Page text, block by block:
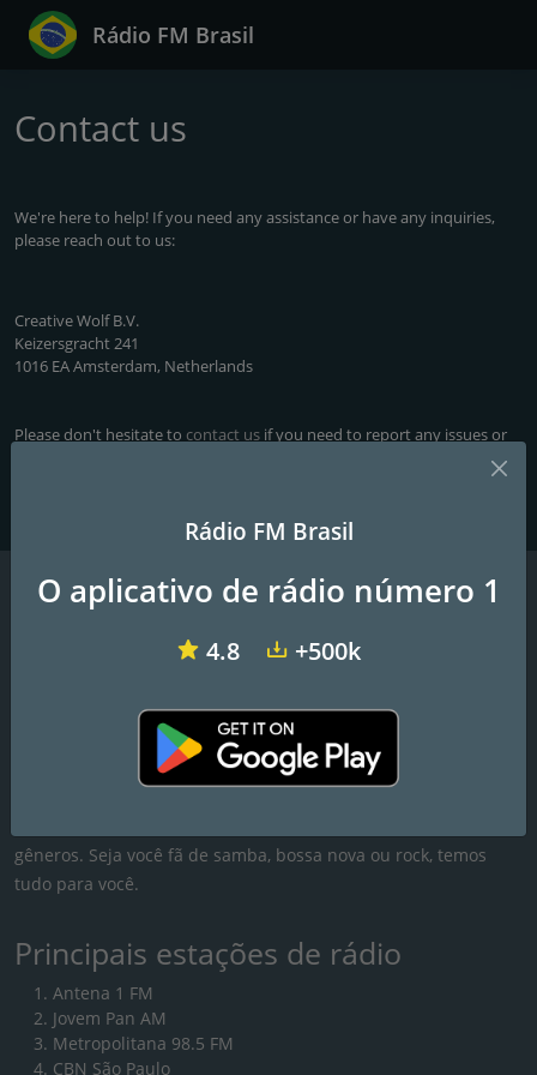
Rádio FM Brasil
Contact us
We're here to help! If you need any assistance or have any inquiries,
please reach out to us:
Creative Wolf B.V.
Keizersgracht 241
1016 EA Amsterdam, Netherlands
Please don't hesitate to contact us if you need to report any issues or
would like to request the addition of a radio station to our database.
Rádio FM Brasil
online gratuita, que lhe dá acesso fácil a mais de 3000
estações de rádio FM/AM com transmissões ao vivo de notícias,
esportes e música. Com nosso aplicativo, você pode se manter
gêneros. Seja você fã de samba, bossa nova ou rock, temos
tudo para você.
Principais estações de rádio
Antena 1 FM
Jovem Pan AM
Metropolitana 98.5 FM
CBN São Paulo
Rádio FM Brasil
O aplicativo de rádio número 1
4.8 +500k